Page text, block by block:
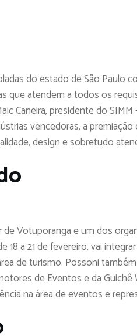
do estado de São Paulo
que atendem a todos os
Caneira, presidente do
vencedoras, a
design e sobretudo
Votuporanga e um dos
18 a 21 de fevereiro, vai
de turismo. Possoni
de Eventos e da
na área de eventos e